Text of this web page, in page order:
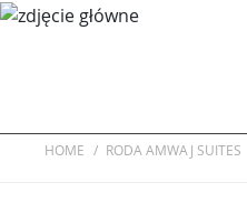
HOME RODA AMWAJ SUITES